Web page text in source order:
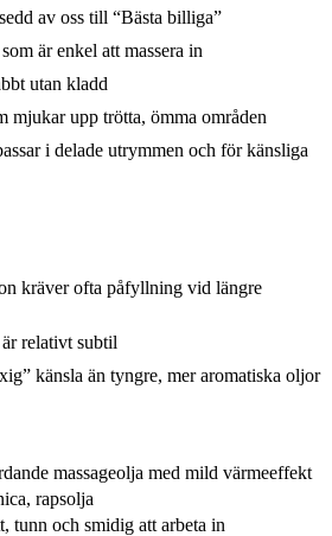
av oss till “Bästa billiga”
är enkel att massera in
utan kladd
mjukar upp trötta, ömma områden
i delade utrymmen och för känsliga
kräver ofta påfyllning vid längre
relativt subtil
känsla än tyngre, mer aromatiska oljor
massageolja med mild värmeeffekt
rapsolja
tunn och smidig att arbeta in